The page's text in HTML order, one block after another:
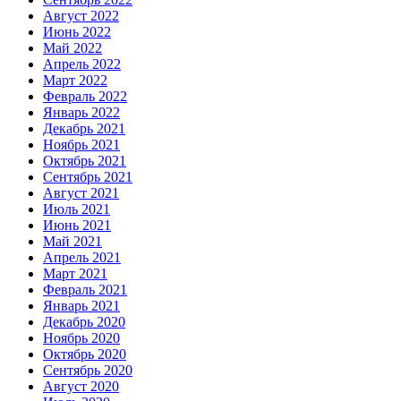
Август 2022
Июнь 2022
Май 2022
Апрель 2022
Март 2022
Февраль 2022
Январь 2022
Декабрь 2021
Ноябрь 2021
Октябрь 2021
Сентябрь 2021
Август 2021
Июль 2021
Июнь 2021
Май 2021
Апрель 2021
Март 2021
Февраль 2021
Январь 2021
Декабрь 2020
Ноябрь 2020
Октябрь 2020
Сентябрь 2020
Август 2020